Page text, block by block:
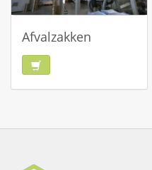
Afvalzakken